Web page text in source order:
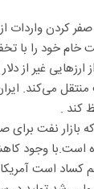
کردن واردات
خام خود را با
ارزهایی غیر از
می‌کند.
کند .
بازار نفت برای
کساد است